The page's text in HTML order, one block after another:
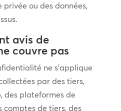
ou des données,
avis de
couvre pas
ne s’applique
par des tiers,
des plateformes de
comptes de tiers, des